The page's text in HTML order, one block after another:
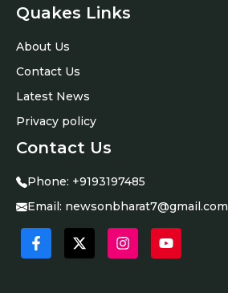
Quakes Links
About Us
Contact Us
Latest News
Privacy policy
Contact Us
Phone: +9193197485
Email: newsonbharat7@gmail.com